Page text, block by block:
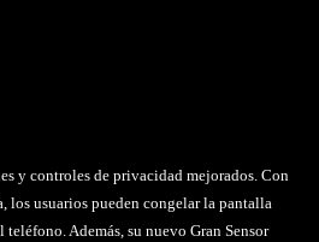
y controles de privacidad mejorados. Con
los usuarios pueden congelar la pantalla
Además, su nuevo Gran Sensor